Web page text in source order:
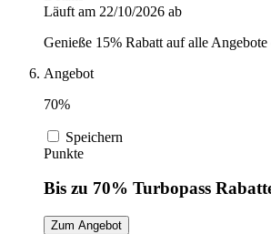
Läuft am 22/10/2026 ab
Genieße 15% Rabatt auf alle
Angebot
70%
Speichern
Punkte
Bis zu 70% Turbopass
Zum Angebot